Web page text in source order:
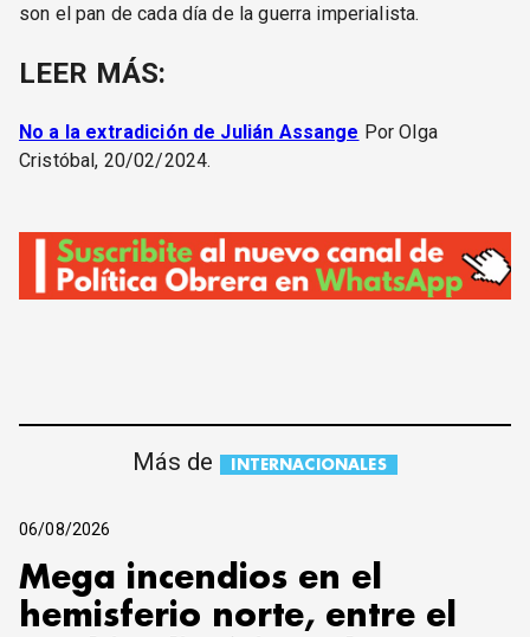
son el pan de cada día de la guerra imperialista.
LEER MÁS:
No a la extradición de Julián Assange Por Olga
Cristóbal, 20/02/2024.
Más de INTERNACIONALES
06/08/2026
Mega incendios en el
hemisferio norte, entre el